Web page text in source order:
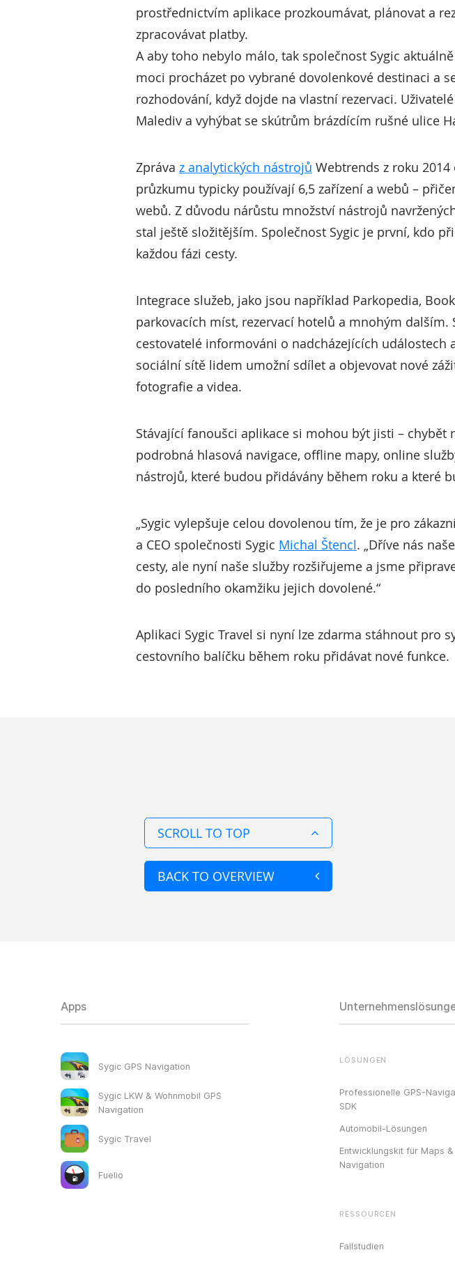
prostřednictvím aplikace prozkoumávat, plánovat a
zpracovávat platby.
A aby toho nebylo málo, tak společnost Sygic
moci procházet po vybrané dovolenkové destinaci a
rozhodování, když dojde na vlastní rezervaci.
Malediv a vyhýbat se skútrům brázdícím rušné ulice
Zpráva z analytických nástrojů Webtrends z roku
průzkumu typicky používají 6,5 zařízení a webů –
webů. Z důvodu nárůstu množství nástrojů
stal ještě složitějším. Společnost Sygic je první, kdo
každou fázi cesty.
Integrace služeb, jako jsou například Parkopedia,
parkovacích míst, rezervací hotelů a mnohým
cestovatelé informováni o nadcházejících
sociální sítě lidem umožní sdílet a objevovat nové
fotografie a videa.
Stávající fanoušci aplikace si mohou být jisti –
podrobná hlasová navigace, offline mapy, online
nástrojů, které budou přidávány během roku a které
„Sygic vylepšuje celou dovolenou tím, že je pro
a CEO společnosti Sygic Michal Štencl. „Dříve nás
cesty, ale nyní naše služby rozšiřujeme a jsme
do posledního okamžiku jejich dovolené.“
Aplikaci Sygic Travel si nyní lze zdarma stáhnout pro
cestovního balíčku během roku přidávat nové funkce.
SCROLL TO TOP
BACK TO OVERVIEW
Apps
Sygic GPS Navigation
Sygic LKW & Wohnmobil GPS
Navigation
Sygic Travel
Fuelio
LÖSUNGEN
Professionelle GPS-
SDK
Automobil-Lösungen
Entwicklungskit für Maps &
Navigation
RESSOURCEN
Fallstudien